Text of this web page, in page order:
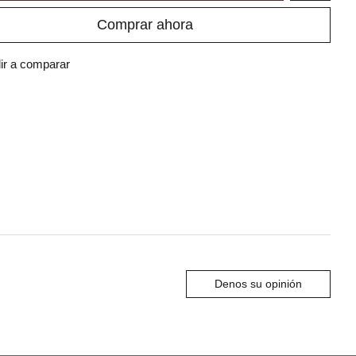
Comprar ahora
a comparar
Denos su opinión